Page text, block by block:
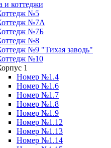
и коттеджи
№5
№7А
№7Б
№8
№9 "Тихая заводь"
№10
1
Номер №1.4
Номер №1.6
Номер №1.7
Номер №1.8
Номер №1.9
Номер №1.12
Номер №1.13
Номер №1.14